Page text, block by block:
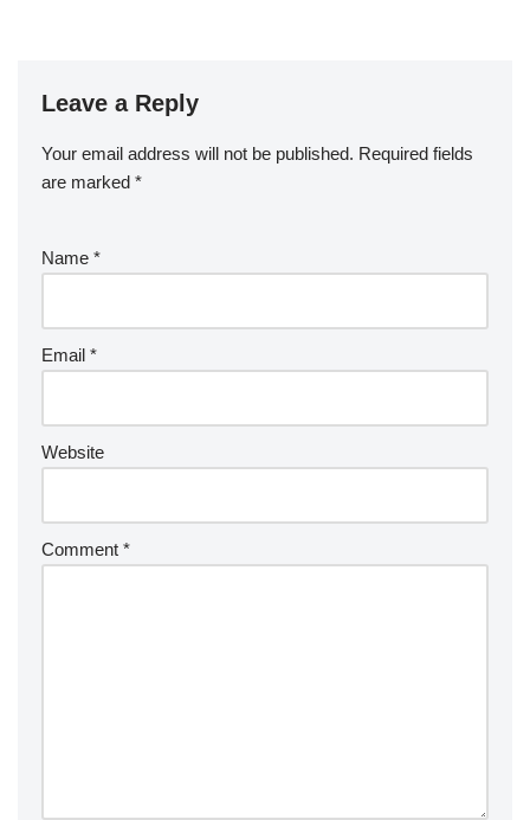
Leave a Reply
Your email address will not be published. Required fields
are marked *
Name *
Email *
Website
Comment *